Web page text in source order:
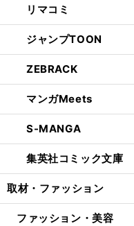
リマコミ
ジャンプTOON
ZEBRACK
マンガMeets
S-MANGA
集英社コミック文庫
取材・ファッション
ファッション・美容